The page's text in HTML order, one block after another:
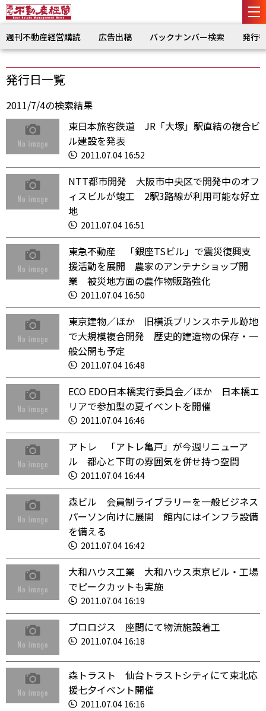
週刊不動産経営購読 広告出稿 バックナンバー検索 発行
発行日一覧
2011/7/4の検索結果
東日本旅客鉄道 JR「大塚」駅直結の複合ビ
ル建設を発表
2011.07.04 16:52
NTT都市開発 大阪市中央区で開発中のオフ
ィスビルが竣工 2駅3路線が利用可能な好立
地
2011.07.04 16:51
東急不動産 「銀座TSビル」で震災復興支
援活動を展開 農家のアンテナショップ開
業 被災地方面の農作物販路強化
2011.07.04 16:50
東京建物／ほか 旧横浜プリンスホテル跡地
で大規模複合開発 歴史的建造物の保存・一
般公開も予定
2011.07.04 16:48
ECO EDO日本橋実行委員会／ほか 日本橋エ
リアで参加型の夏イベントを開催
2011.07.04 16:46
アトレ 「アトレ亀戸」が今週リニューア
ル 都心と下町の雰囲気を併せ持つ空間
2011.07.04 16:44
森ビル 会員制ライブラリーを一般ビジネス
パーソン向けに展開 館内にはインフラ設備
を備える
2011.07.04 16:42
大和ハウス工業 大和ハウス東京ビル・工場
でピークカットも実施
2011.07.04 16:19
プロロジス 座間にて物流施設着工
2011.07.04 16:18
森トラスト 仙台トラストシティにて東北応
援七夕イベント開催
2011.07.04 16:16